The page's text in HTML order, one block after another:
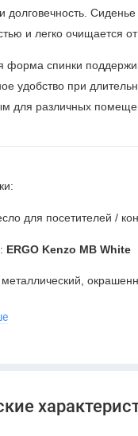
долговечность.
и легко очищается
форма спинки
удобство при
для различных
для посетителей /
ERGO Kenzo MB White
металлический,
серого цвета,
ножки из металла